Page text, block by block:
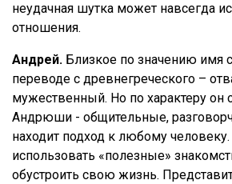
неудачная шутка может навсегда
отношения.
Андрей. Близкое по значению
переводе с древнегреческого –
мужественный. Но по характеру он
Андрюши - общительные,
находит подход к любому
использовать «полезные»
обустроить свою жизнь.